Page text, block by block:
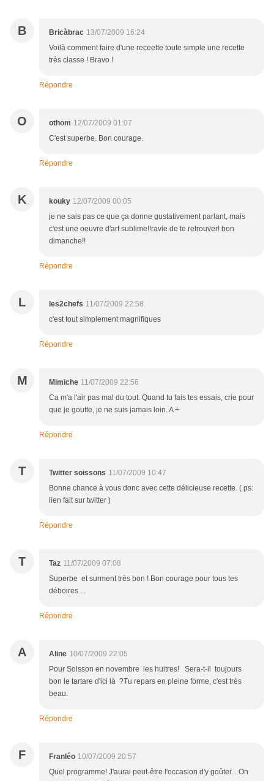
B Bricàbrac 13/07/2009 16:24
Voilà comment faire d'une receette toute simple une recette
très classe ! Bravo !
Répondre
O othom 12/07/2009 01:07
C'est superbe. Bon courage.
Répondre
K kouky 12/07/2009 00:05
je ne sais pas ce que ça donne gustativement parlant, mais
c'est une oeuvre d'art sublime!!ravie de te retrouver! bon
dimanche!!
Répondre
L les2chefs 11/07/2009 22:58
c'est tout simplement magnifiques
Répondre
M Mimiche 11/07/2009 22:56
Ca m'a l'air pas mal du tout. Quand tu fais tes essais, crie pour
que je goutte, je ne suis jamais loin. A +
Répondre
T Twitter soissons 11/07/2009 10:47
Bonne chance à vous donc avec cette délicieuse recette. ( ps:
lien fait sur twitter )
Répondre
T Taz 11/07/2009 07:08
Superbe et surment très bon ! Bon courage pour tous tes
déboires ...
Répondre
A Aline 10/07/2009 22:05
Pour Soisson en novembre les huitres! Sera-t-il toujours
bon le tartare d'ici là ?Tu repars en pleine forme, c'est très
beau.
Répondre
F Franléo 10/07/2009 20:57
Quel programme! J'aurai peut-être l'occasion d'y goûter... On